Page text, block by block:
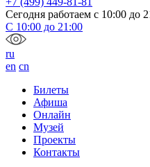
Сегодня работаем с 10:00 до
С 10:00 до 21:00
ru
en cn
Билеты
Афиша
Онлайн
Музей
Проекты
Контакты